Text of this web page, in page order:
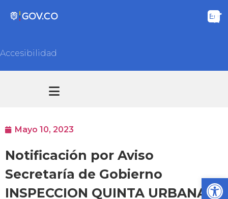
Accesibilidad
Mayo 10, 2023
Notificación por Aviso
Secretaría de Gobierno
INSPECCION QUINTA URBANA